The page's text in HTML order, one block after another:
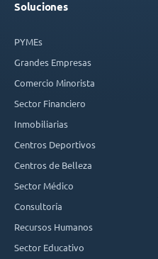
Soluciones
PYMEs
Grandes Empresas
Comercio Minorista
Sector Financiero
Inmobiliarias
Centros Deportivos
Centros de Belleza
Sector Médico
Consultoría
Recursos Humanos
Sector Educativo